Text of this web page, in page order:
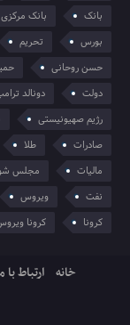
بانک
بانک مرکزی
بورس
تحریم
حسن روحانی
دولت
دونالد
رژیم صهیونیستی
صادرات
طلا
مالیات
مجلس
نفت
ویروس
کرونا
کرونا
خانه ارتباط با